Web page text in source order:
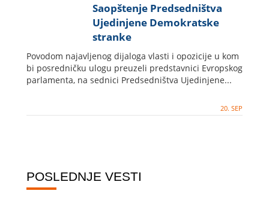
Saopštenje Predsedništva
Ujedinjene Demokratske
stranke
Povodom najavljenog dijaloga vlasti i opozicije u kom
bi posredničku ulogu preuzeli predstavnici Evropskog
parlamenta, na sednici Predsedništva Ujedinjene...
20. SEP
POSLEDNJE VESTI